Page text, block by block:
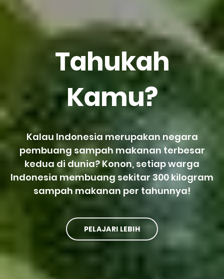
Tahukah
Kamu?
Kalau Indonesia merupakan negara
pembuang sampah makanan terbesar
kedua di dunia? Konon, setiap warga
Indonesia membuang sekitar 300 kilogram
sampah makanan per tahunnya!
PELAJARI LEBIH